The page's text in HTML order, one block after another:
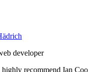
developer
highly recommend Ian